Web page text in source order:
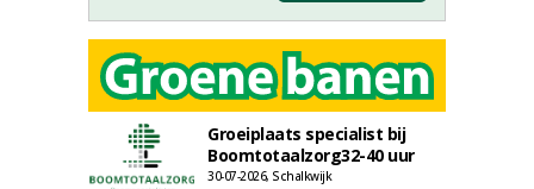
Groeiplaats specialist bij
Boomtotaalzorg32-40 uur
30-07-2026, Schalkwijk